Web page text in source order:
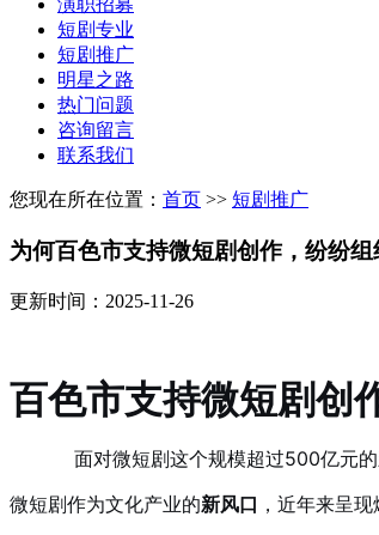
演职招募
短剧专业
短剧推广
明星之路
热门问题
咨询留言
联系我们
您现在所在位置： 首页 >> 短剧推广
为何百色市支持微短剧创作，纷纷组
更新时间：2025-11-26
百色市支持微短剧创
面对微短剧这个规模超过500亿元
微短剧作为文化产业的新风口 ，近年来呈